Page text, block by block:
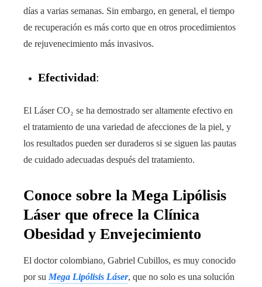
días a varias semanas. Sin embargo, en general, el tiempo
de recuperación es más corto que en otros procedimientos
de rejuvenecimiento más invasivos.
Efectividad:
El Láser CO₂ se ha demostrado ser altamente efectivo en
el tratamiento de una variedad de afecciones de la piel, y
los resultados pueden ser duraderos si se siguen las pautas
de cuidado adecuadas después del tratamiento.
Conoce sobre la Mega Lipólisis
Láser que ofrece la Clínica
Obesidad y Envejecimiento
El doctor colombiano, Gabriel Cubillos, es muy conocido
por su Mega Lipólisis Láser, que no solo es una solución